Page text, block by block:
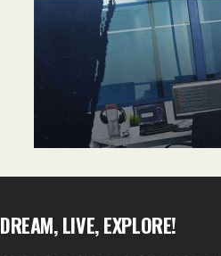
DREAM, LIVE, EXPLORE!